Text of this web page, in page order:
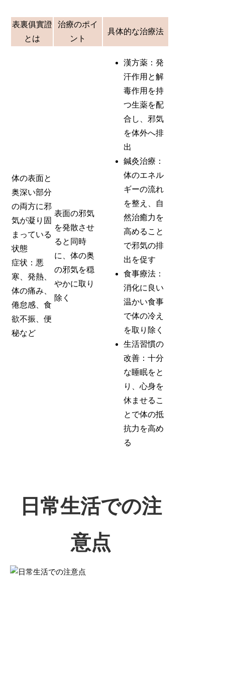
表裏俱實證
とは
治療のポイ
ント
具体的な治療法
体の表面と
奥深い部分
の両方に邪
気が凝り固
まっている
状態
症状：悪
寒、発熱、
体の痛み、
倦怠感、食
欲不振、便
秘など
表面の邪気
を発散させ
ると同時
に、体の奥
の邪気を穏
やかに取り
除く
漢方薬：発
汗作用と解
毒作用を持
つ生薬を配
合し、邪気
を体外へ排
出
鍼灸治療：
体のエネル
ギーの流れ
を整え、自
然治癒力を
高めること
で邪気の排
出を促す
食事療法：
消化に良い
温かい食事
で体の冷え
を取り除く
生活習慣の
改善：十分
な睡眠をと
り、心身を
休ませるこ
とで体の抵
抗力を高め
る
日常生活での注
意点